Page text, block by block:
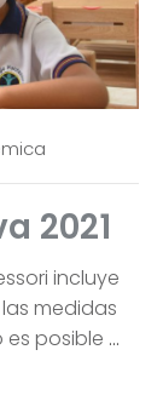
2021
incluye
medidas
posible …